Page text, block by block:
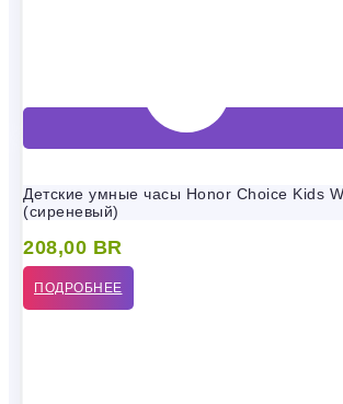
Детские умные часы Honor Choice Kids
(сиреневый)
208,00 BR
ПОДРОБНЕЕ